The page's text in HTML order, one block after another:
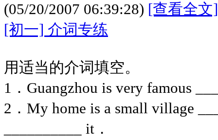
(05/20/2007 06:39:28) [查看全文]
[初一] 介词专练
用适当的介词填空。
1．Guangzhou is very famous
2．My home is a small village
__________ it．